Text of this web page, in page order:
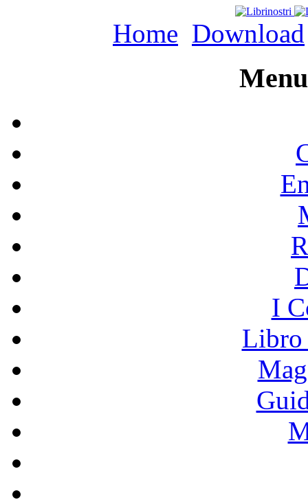
Home Download
I
Libro